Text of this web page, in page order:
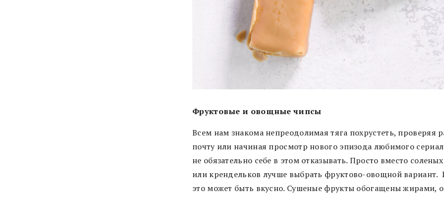
Фруктовые и овощные чипсы
Всем нам знакома непреодолимая тяга похрустеть, проверяя
почту или начиная просмотр нового эпизода любимого
не обязательно себе в этом отказывать. Просто вместо
или крендельков лучше выбрать фруктово-овощной вариант.
это может быть вкусно. Сушеные фрукты обогащены жирами,